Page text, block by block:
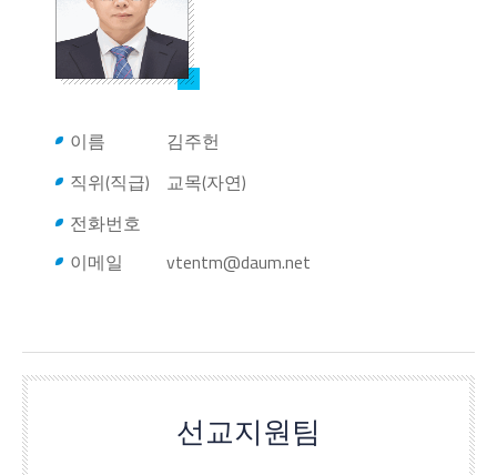
이름
김주헌
직위(직급)
교목(자연)
전화번호
이메일
vtentm@daum.net
선교지원팀